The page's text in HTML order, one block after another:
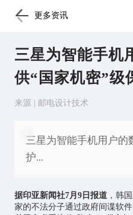
更多资讯
三星为智能手机
供“国家机密”级
来源 | 邮电设计技术
三星为智能手机用户的
护...
据印亚新闻社7月9日报道，韩
家的不法分子通过政府间谍软件